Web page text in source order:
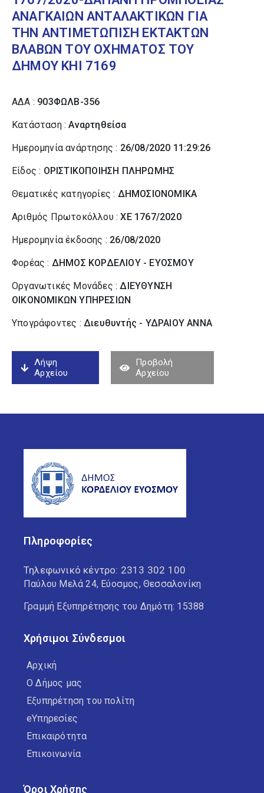
ΑΝΑΓΚΑΙΩΝ ΑΝΤΑΛΑΚΤΙΚΩΝ ΓΙΑ
ΤΗΝ ΑΝΤΙΜΕΤΩΠΙΣΗ ΕΚΤΑΚΤΩΝ
ΒΛΑΒΩΝ ΤΟΥ ΟΧΗΜΑΤΟΣ ΤΟΥ
ΔΗΜΟΥ ΚΗΙ 7169
ΑΔΑ : 903ΦΩΛΒ-356
Κατάσταση :Αναρτηθείσα
Ημερομηνία ανάρτησης : 26/08/2020 11:29:26
Είδος : ΟΡΙΣΤΙΚΟΠΟΙΗΣΗ ΠΛΗΡΩΜΗΣ
Θεματικές κατηγορίες : ΔΗΜΟΣΙΟΝΟΜΙΚΑ
Αριθμός Πρωτοκόλλου :ΧΕ 1767/2020
Ημερομηνία έκδοσης : 26/08/2020
Φορέας : ΔΗΜΟΣ ΚΟΡΔΕΛΙΟΥ - ΕΥΟΣΜΟΥ
Οργανωτικές Μονάδες :ΔΙΕΥΘΥΝΣΗ
ΟΙΚΟΝΟΜΙΚΩΝ ΥΠΗΡΕΣΙΩΝ
Υπογράφοντες : Διευθυντής - ΥΔΡΑΙΟΥ ΑΝΝΑ
Λήψη
Αρχείου
Προβολή
Αρχείου
Πληροφορίες
Τηλεφωνικό κέντρο: 2313 302 100
Παύλου Μελά 24, Εύοσμος, Θεσσαλονίκη
Γραμμή Εξυπηρέτησης του Δημότη: 15388
Χρήσιμοι Σύνδεσμοι
Αρχική
Ο Δήμος μας
Εξυπηρέτηση του πολίτη
eΥπηρεσίες
Επικαιρότητα
Επικοινωνία
Όροι Χρήσης